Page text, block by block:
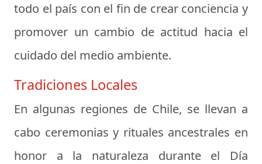
todo el país con el fin de crear conciencia y
promover un cambio de actitud hacia el
cuidado del medio ambiente.
Tradiciones Locales
En algunas regiones de Chile, se llevan a
cabo ceremonias y rituales ancestrales en
honor a la naturaleza durante el Día